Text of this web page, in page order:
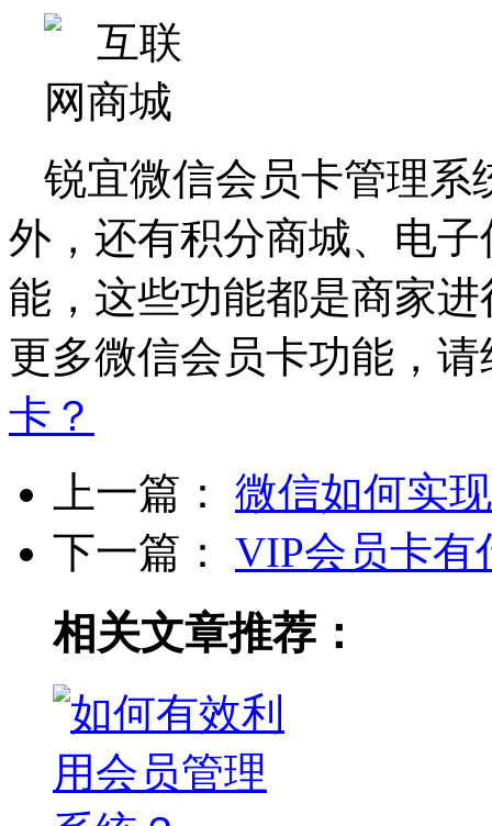
锐宜微信会员卡管理系
外，还有积分商城、电
能，这些功能都是商家
更多微信会员卡功能，
卡？
上一篇： 微信如何实
下一篇： VIP会员卡有
相关文章推荐：